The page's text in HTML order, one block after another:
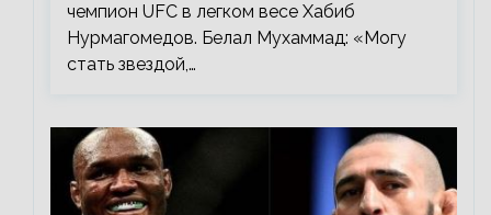
чемпион UFC в легком весе Хабиб
Нурмагомедов. Белал Мухаммад: «Могу
стать звездой,…